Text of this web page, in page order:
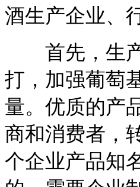
酒生产企业、
首先，生产
打，加强葡萄
量。优质的产
商和消费者，
个企业产品知